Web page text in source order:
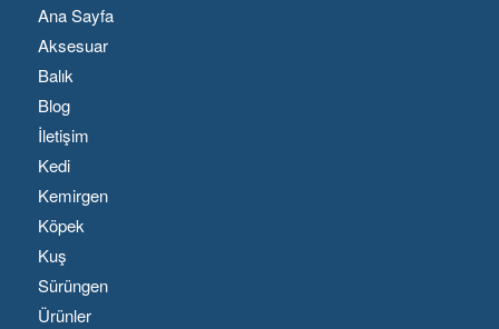
Ana Sayfa
Aksesuar
Balık
Blog
İletişim
Kedi
Kemirgen
Köpek
Kuş
Sürüngen
Ürünler